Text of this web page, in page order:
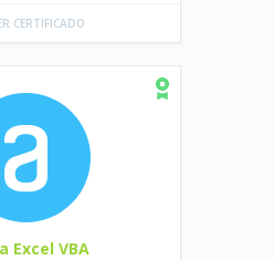
CERTIFICADO
Excel VBA